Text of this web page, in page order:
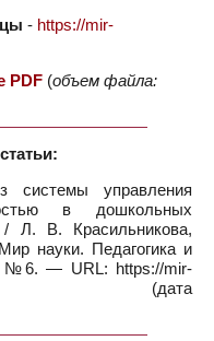
- https://mir-
PDF (объем файла:
системы управления
в дошкольных
/ Л. В. Красильникова,
науки. Педагогика и
— URL: https://mir-
(дата